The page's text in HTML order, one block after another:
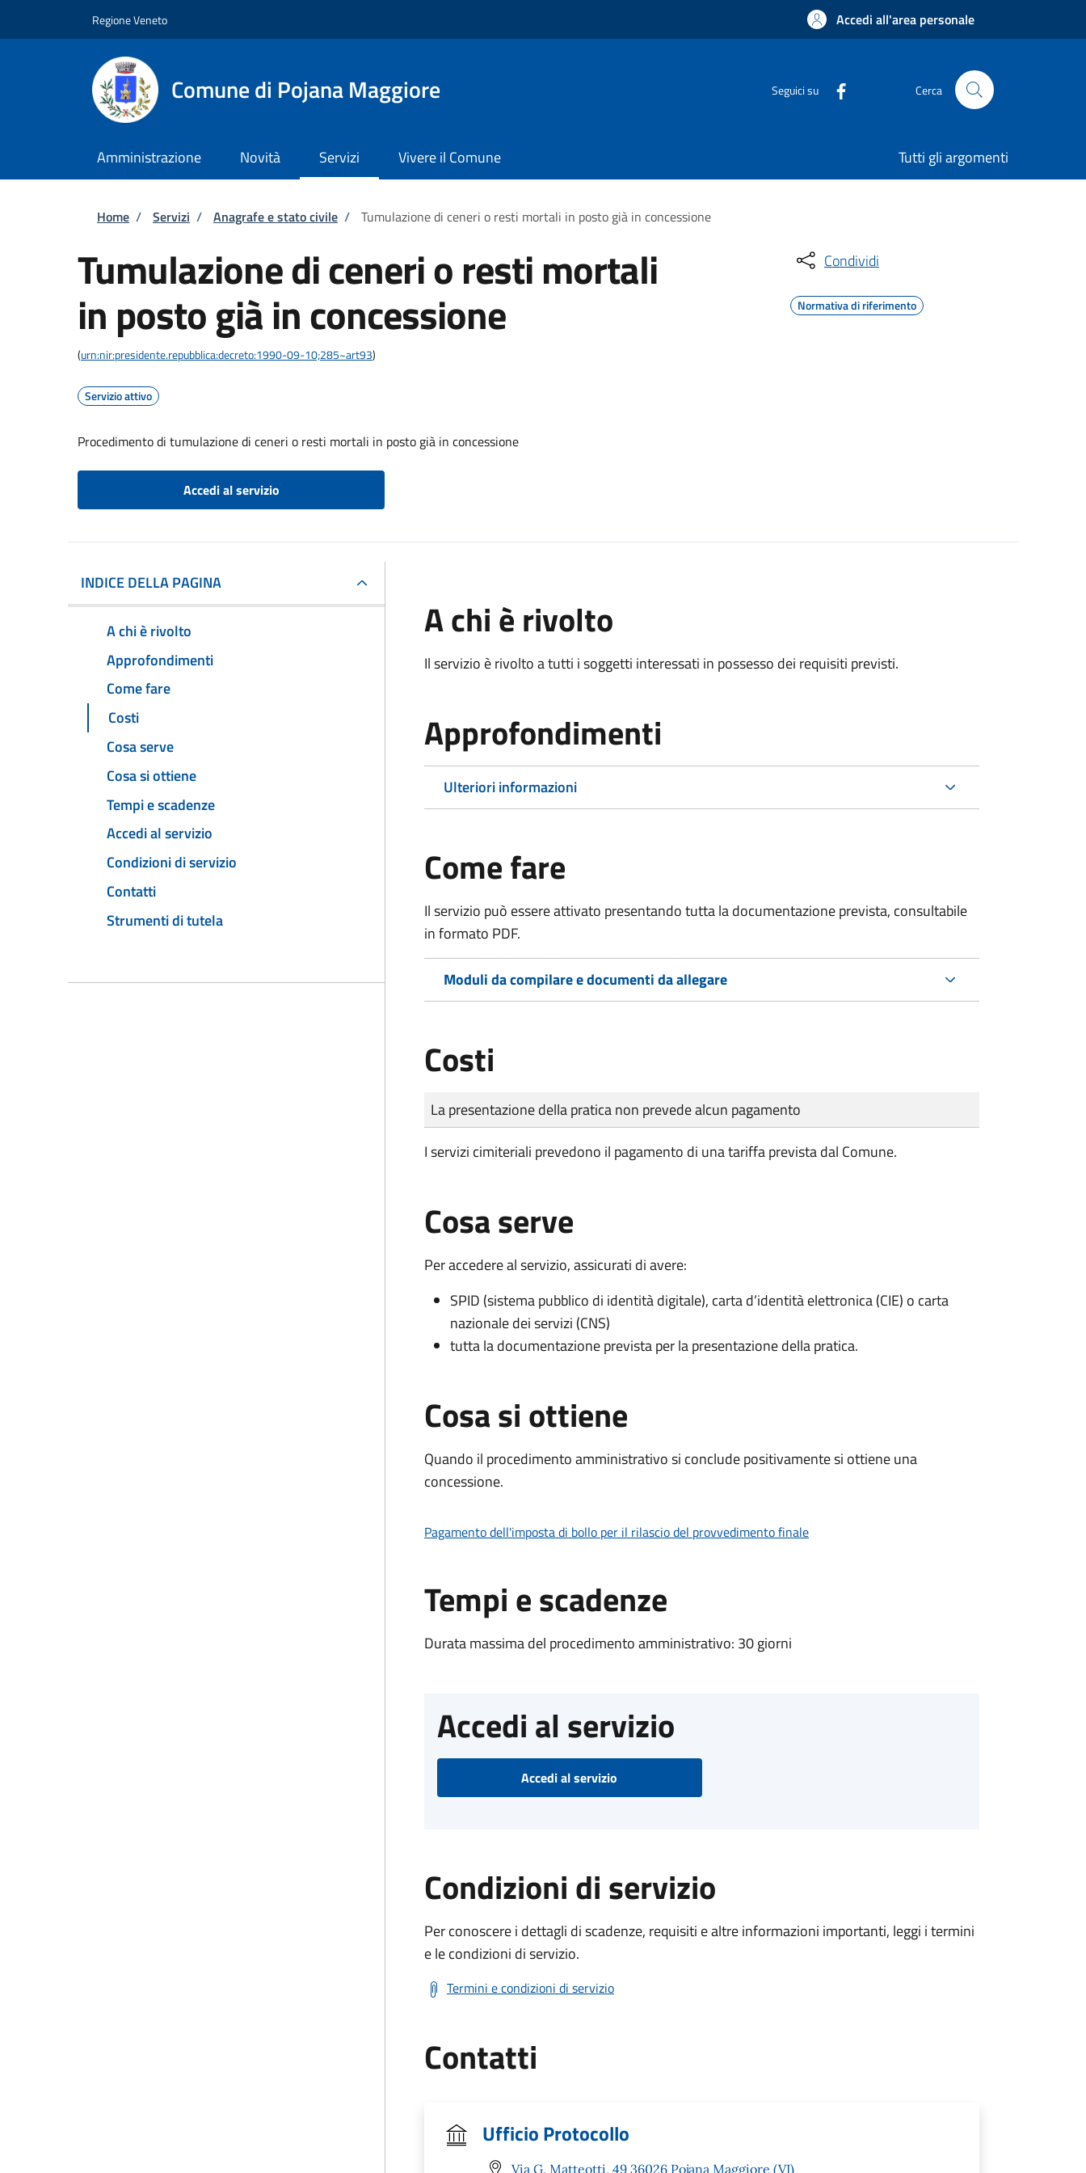
Regione Veneto Accedi all'area personale
Comune di Pojana Maggiore Seguici su Cerca
Amministrazione Novità Servizi Vivere il Comune Tutti gli argomenti
Briciole di pane
Home / Servizi / Anagrafe e stato civile / Tumulazione di ceneri o resti mortali in posto già in concessione
Tumulazione di ceneri o resti mortali
in posto già in concessione
(urn:nir:presidente.repubblica:decreto:1990-09-10;285~art93)
Servizio attivo
Procedimento di tumulazione di ceneri o resti mortali in posto già in concessione
Accedi al servizio
Condividi
Normativa di riferimento
INDICE DELLA PAGINA
A chi è rivolto
Approfondimenti
Come fare
Costi
Cosa serve
Cosa si ottiene
Tempi e scadenze
Accedi al servizio
Condizioni di servizio
Contatti
Strumenti di tutela
A chi è rivolto
Il servizio è rivolto a tutti i soggetti interessati in possesso dei requisiti previsti.
Approfondimenti
Ulteriori informazioni
Come fare
Il servizio può essere attivato presentando tutta la documentazione prevista, consultabile
in formato PDF.
Moduli da compilare e documenti da allegare
Costi
Tipo di pagamento
Importo
La presentazione della pratica non prevede alcun pagamento
I servizi cimiteriali prevedono il pagamento di una tariffa prevista dal Comune.
Cosa serve
Per accedere al servizio, assicurati di avere:
SPID (sistema pubblico di identità digitale), carta d’identità elettronica (CIE) o carta
nazionale dei servizi (CNS)
tutta la documentazione prevista per la presentazione della pratica.
Cosa si ottiene
Quando il procedimento amministrativo si conclude positivamente si ottiene una
concessione.
Pagamento dell'imposta di bollo per il rilascio del provvedimento finale
Tempi e scadenze
Durata massima del procedimento amministrativo: 30 giorni
Accedi al servizio
Accedi al servizio
Condizioni di servizio
Per conoscere i dettagli di scadenze, requisiti e altre informazioni importanti, leggi i termini
e le condizioni di servizio.
Termini e condizioni di servizio
Contatti
Ufficio Protocollo
Via G. Matteotti, 49 36026 Pojana Maggiore (VI)